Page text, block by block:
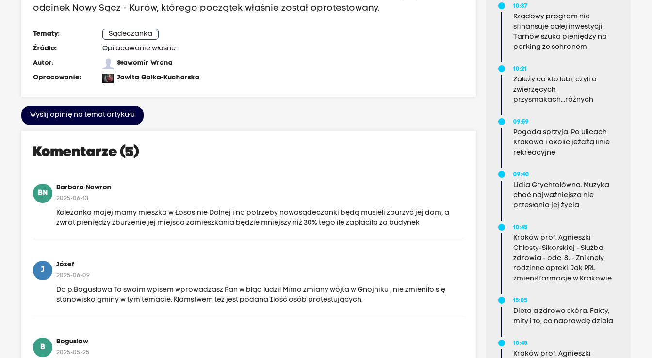
odcinek Nowy Sącz - Kurów, którego początek właśnie został oprotestowany.
Tematy:
Sądeczanka
Źródło:
Opracowanie własne
Autor:
Sławomir Wrona
Opracowanie:
Jowita Gałka-Kucharska
Wyślij opinię na temat artykułu
Komentarze (5)
BN
Barbara Nawron
2025-06-13
Koleżanka mojej mamy mieszka w Łososinie Dolnej i na potrzeby nowosądeczanki będą musieli zburzyć jej dom, a
zwrot pieniędzy zburzenie jej miejsca zamieszkania będzie mniejszy niż 30% tego ile zapłaciła za budynek
J
Józef
2025-06-09
Do p.Bogusława To swoim wpisem wprowadzasz Pan w błąd ludzi! Mimo zmiany wójta w Gnojniku , nie zmieniło się
stanowisko gminy w tym temacie. Kłamstwem też jest podana Ilość osób protestujących.
B
Bogusław
2025-05-25
10:37
Rządowy program nie
sfinansuje całej inwestycji.
Tarnów szuka pieniędzy na
parking ze schronem
10:21
Zależy co kto lubi, czyli o
zwierzęcych
przysmakach...różnych
09:59
Pogoda sprzyja. Po ulicach
Krakowa i okolic jeżdżą linie
rekreacyjne
09:40
Lidia Grychtołówna. Muzyka
choć najważniejsza nie
przesłania jej życia
10:45
Kraków prof. Agnieszki
Chłosty-Sikorskiej - Służba
zdrowia - odc. 8. - Zniknęły
rodzinne apteki. Jak PRL
zmienił farmację w Krakowie
15:05
Dieta a zdrowa skóra. Fakty,
mity i to, co naprawdę działa
10:45
Kraków prof. Agnieszki